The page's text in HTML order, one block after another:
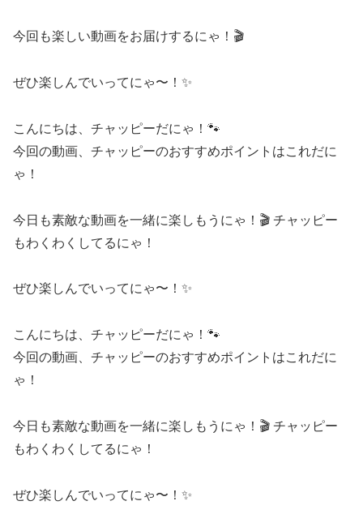
今回も楽しい動画をお届けするにゃ！🎬
ぜひ楽しんでいってにゃ〜！✨
こんにちは、チャッピーだにゃ！🐾
今回の動画、チャッピーのおすすめポイントはこれだに
ゃ！
今日も素敵な動画を一緒に楽しもうにゃ！🎬 チャッピー
もわくわくしてるにゃ！
ぜひ楽しんでいってにゃ〜！✨
こんにちは、チャッピーだにゃ！🐾
今回の動画、チャッピーのおすすめポイントはこれだに
ゃ！
今日も素敵な動画を一緒に楽しもうにゃ！🎬 チャッピー
もわくわくしてるにゃ！
ぜひ楽しんでいってにゃ〜！✨